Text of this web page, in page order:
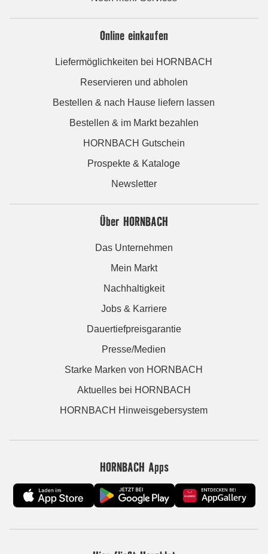
Online einkaufen
Liefermöglichkeiten bei HORNBACH
Reservieren und abholen
Bestellen & nach Hause liefern lassen
Bestellen & im Markt bezahlen
HORNBACH Gutschein
Prospekte & Kataloge
Newsletter
Über HORNBACH
Das Unternehmen
Mein Markt
Nachhaltigkeit
Jobs & Karriere
Dauertiefpreisgarantie
Presse/Medien
Starke Marken von HORNBACH
Aktuelles bei HORNBACH
HORNBACH Hinweisgebersystem
HORNBACH Apps